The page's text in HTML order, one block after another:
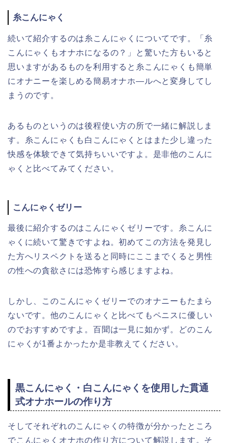
糸こんにゃく
続いて紹介するのは糸こんにゃくについてです。「糸
こんにゃくもオナホになるの？」と驚いた方もいると
思いますがあるものを利用すると糸こんにゃくも簡単
にオナニーを楽しめる簡易オナホ―ルへと変身してし
まうのです。
あるものというのは後程使い方の所で一緒に解説しま
す。糸こんにゃくも白こんにゃくとはまた少し違った
快感を体験できて気持ちいいですよ。是非他のこんに
ゃくと比べてみてください。
こんにゃくゼリー
最後に紹介するのはこんにゃくゼリーです。糸こんに
ゃくに続いて驚きですよね。初めてこの方法を発見し
た方へリスペクトを送ると同時にここまでくると男性
の性への貪欲さには恐怖すら感じますよね。
しかし、このこんにゃくゼリーでのオナニーもたまら
ないです。他のこんにゃくと比べてもペニスに優しい
のでおすすめですよ。百聞は一見に如かず。どのこん
にゃくが1番よかったか是非教えてください。
黒こんにゃく・白こんにゃくを使用した貫通
式オナホールの作り方
そしてそれぞれのこんにゃくの特徴が分かったところ
でこんにゃくオナホの作り方について解説します。そ